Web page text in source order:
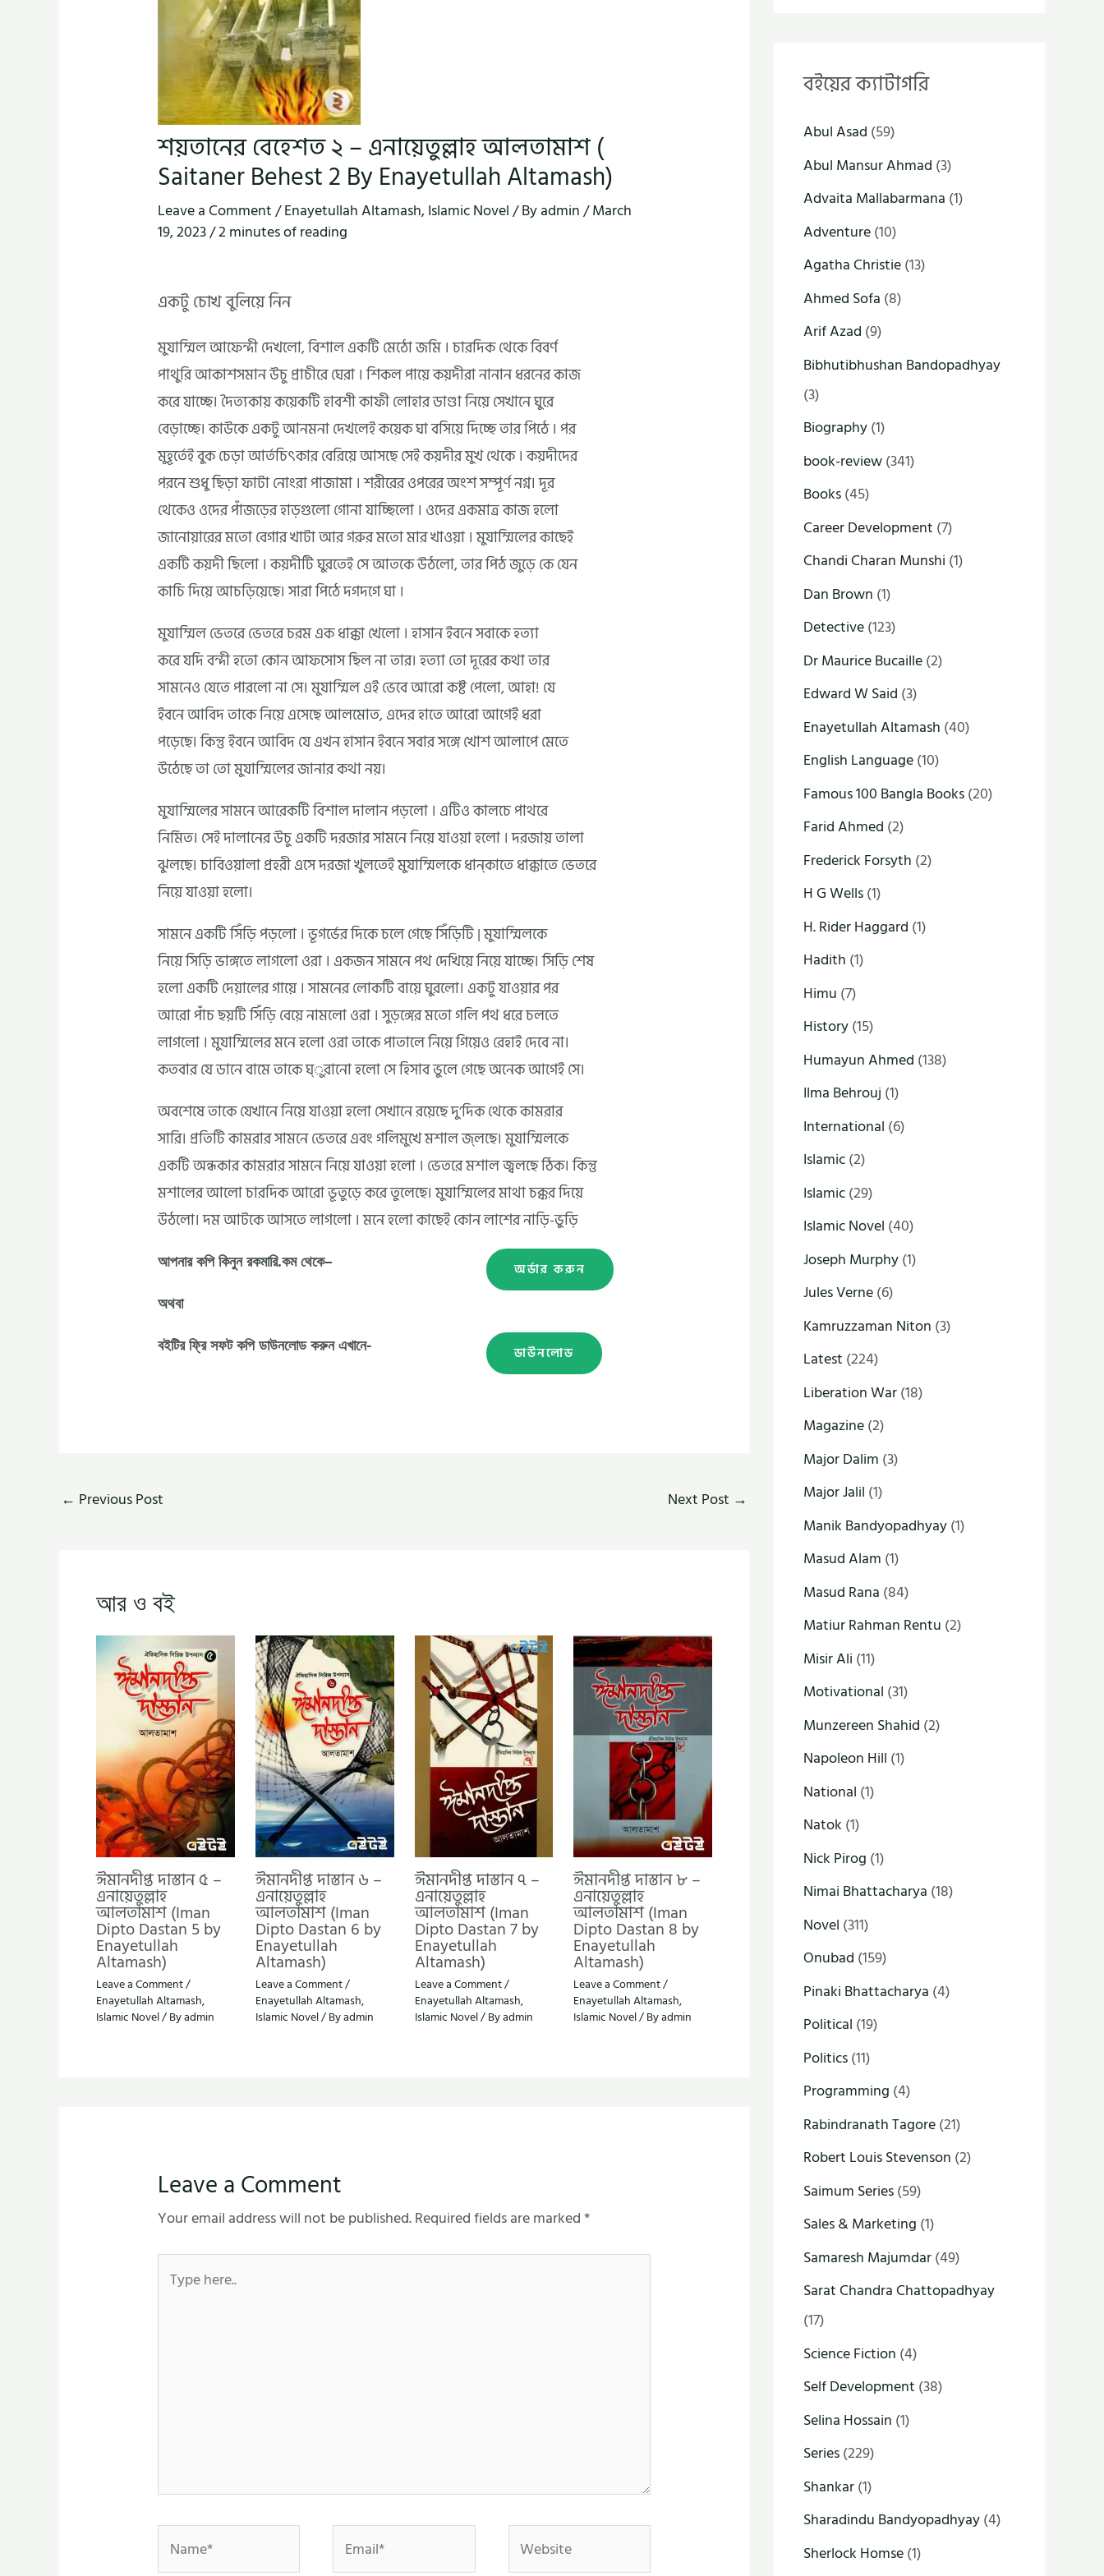
শয়তানের বেহেশত ২ – এনায়েতুল্লাহ আলতামাশ (
Saitaner Behest 2 By Enayetullah Altamash)
Leave a Comment/Enayetullah Altamash,Islamic Novel/ Byadmin/March
19, 2023/2 minutes of reading
একটু চোখ বুলিয়ে নিন
মুযাম্মিল আফেন্দী দেখলো, বিশাল একটি মেঠো জমি । চারদিক থেকে বিবর্ণ
পাথুরি আকাশসমান উচু প্রাচীরে ঘেরা । শিকল পায়ে কয়দীরা নানান ধরনের কাজ
করে যাচ্ছে। দৈত্যকায় কয়েকটি হাবশী কাফী লোহার ডাণ্ডা নিয়ে সেখানে ঘুরে
বেড়াচ্ছে। কাউকে একটু আনমনা দেখলেই কয়েক ঘা বসিয়ে দিচ্ছে তার পিঠে । পর
মুহূর্তেই বুক চেড়া আর্তচিৎকার বেরিয়ে আসছে সেই কয়দীর মুখ থেকে । কয়দীদের
পরনে শুধু ছিড়া ফাটা নোংরা পাজামা । শরীরের ওপরের অংশ সম্পূর্ণ নগ্ন। দূর
থেকেও ওদের পাঁজড়ের হাড়গুলো গোনা যাচ্ছিলো । ওদের একমাত্র কাজ হলো
জানোয়ারের মতো বেগার খাটা আর গরুর মতো মার খাওয়া । মুযাম্মিলের কাছেই
একটি কয়দী ছিলো । কয়দীটি ঘুরতেই সে আতকে উঠলো, তার পিঠ জুড়ে কে যেন
কাচি দিয়ে আচড়িয়েছে। সারা পিঠে দগদগে ঘা ।
মুযাম্মিল ভেতরে ভেতরে চরম এক ধাক্কা খেলো । হাসান ইবনে সবাকে হত্যা
করে যদি বন্দী হতো কোন আফসোস ছিল না তার। হত্যা তো দূরের কথা তার
সামনেও যেতে পারলো না সে। মুযাম্মিল এই ভেবে আরো কষ্ট পেলো, আহা! যে
ইবনে আবিদ তাকে নিয়ে এসেছে আলমোত, এদের হাতে আরো আগেই ধরা
পড়েছে। কিন্তু ইবনে আবিদ যে এখন হাসান ইবনে সবার সঙ্গে খোশ আলাপে মেতে
উঠেছে তা তো মুযাম্মিলের জানার কথা নয়।
মুযাম্মিলের সামনে আরেকটি বিশাল দালান পড়লো । এটিও কালচে পাথরে
নির্মিত। সেই দালানের উচু একটি দরজার সামনে নিয়ে যাওয়া হলো । দরজায় তালা
ঝুলছে। চাবিওয়ালা প্রহরী এসে দরজা খুলতেই মুযাম্মিলকে ধান্কাতে ধাক্কাতে ভেতরে
নিয়ে যাওয়া হলো।
সামনে একটি সিঁড়ি পড়লো । ভূগর্ভের দিকে চলে গেছে সিঁড়িটি | মুযাম্মিলকে
নিয়ে সিড়ি ভাঙ্গতে লাগলো ওরা । একজন সামনে পথ দেখিয়ে নিয়ে যাচ্ছে। সিড়ি শেষ
হলো একটি দেয়ালের গায়ে । সামনের লোকটি বায়ে ঘুরলো। একটু যাওয়ার পর
আরো পাঁচ ছয়টি সিঁড়ি বেয়ে নামলো ওরা । সুড়ঙ্গের মতো গলি পথ ধরে চলতে
লাগলো । মুযাম্মিলের মনে হলো ওরা তাকে পাতালে নিয়ে গিয়েও রেহাই দেবে না।
কতবার যে ডানে বামে তাকে ঘ্ুরানো হলো সে হিসাব ভুলে গেছে অনেক আগেই সে।
অবশেষে তাকে যেখানে নিয়ে যাওয়া হলো সেখানে রয়েছে দু’দিক থেকে কামরার
সারি। প্রতিটি কামরার সামনে ভেতরে এবং গলিমুখে মশাল জ্লছে। মুযাম্মিলকে
একটি অন্ধকার কামরার সামনে নিয়ে যাওয়া হলো । ভেতরে মশাল জ্বলছে ঠিক। কিন্তু
মশালের আলো চারদিক আরো ভূতুড়ে করে তুলেছে। মুযাম্মিলের মাথা চক্কর দিয়ে
উঠলো। দম আটকে আসতে লাগলো । মনে হলো কাছেই কোন লাশের নাড়ি-ভুড়ি
আপনার কপি কিনুন রকমারি.কম থেকে–
অর্ডার করুন
অথবা
বইটির ফ্রি সফট কপি ডাউনলোড করুন এখানে-
ডাউনলোড
← Previous Post Next Post →
আর ও বই
ঈমানদীপ্ত দাস্তান ৫ –
এনায়েতুল্লাহ
আলতামাশ (Iman
Dipto Dastan 5 by
Enayetullah
Altamash)
Leave a Comment/
Enayetullah Altamash,
Islamic Novel/ Byadmin
ঈমানদীপ্ত দাস্তান ৬ –
এনায়েতুল্লাহ
আলতামাশ (Iman
Dipto Dastan 6 by
Enayetullah
Altamash)
Leave a Comment/
Enayetullah Altamash,
Islamic Novel/ Byadmin
ঈমানদীপ্ত দাস্তান ৭ –
এনায়েতুল্লাহ
আলতামাশ (Iman
Dipto Dastan 7 by
Enayetullah
Altamash)
Leave a Comment/
Enayetullah Altamash,
Islamic Novel/ Byadmin
ঈমানদীপ্ত দাস্তান ৮ –
এনায়েতুল্লাহ
আলতামাশ (Iman
Dipto Dastan 8 by
Enayetullah
Altamash)
Leave a Comment/
Enayetullah Altamash,
Islamic Novel/ Byadmin
Leave a Comment
Your email address will not be published.Required fields are marked*
here..
Name* Email* Website
বইয়ের ক্যাটাগরি
Abul Asad (59)
Abul Mansur Ahmad (3)
Advaita Mallabarmana (1)
Adventure(10)
Agatha Christie(13)
Ahmed Sofa (8)
Arif Azad (9)
Bibhutibhushan Bandopadhyay
(3)
Biography(1)
book-review(341)
Books(45)
Career Development (7)
Chandi Charan Munshi (1)
Dan Brown (1)
Detective(123)
Dr Maurice Bucaille(2)
Edward W Said (3)
Enayetullah Altamash (40)
English Language(10)
Famous 100 Bangla Books(20)
Farid Ahmed (2)
Frederick Forsyth (2)
H G Wells(1)
H. Rider Haggard (1)
Hadith (1)
Himu (7)
History(15)
Humayun Ahmed (138)
Ilma Behrouj (1)
International (6)
Islamic(2)
Islamic(29)
Islamic Novel (40)
Joseph Murphy(1)
Jules Verne(6)
Kamruzzaman Niton (3)
Latest (224)
Liberation War(18)
Magazine(2)
Major Dalim (3)
Major Jalil (1)
Manik Bandyopadhyay(1)
Masud Alam (1)
Masud Rana (84)
Matiur Rahman Rentu (2)
Misir Ali (11)
Motivational (31)
Munzereen Shahid (2)
Napoleon Hill (1)
National (1)
Natok (1)
Nick Pirog (1)
Nimai Bhattacharya (18)
Novel (311)
Onubad (159)
Pinaki Bhattacharya (4)
Political (19)
Politics(11)
Programming (4)
Rabindranath Tagore(21)
Robert Louis Stevenson (2)
Saimum Series(59)
Sales & Marketing (1)
Samaresh Majumdar(49)
Sarat Chandra Chattopadhyay
(17)
Science Fiction (4)
Self Development (38)
Selina Hossain (1)
Series(229)
Shankar(1)
Sharadindu Bandyopadhyay(4)
Sherlock Homse(1)